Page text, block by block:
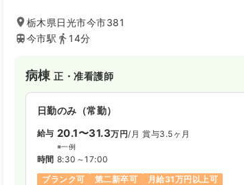
栃木県日光市今市381
今市駅
14分
病棟正・准看護師
日勤のみ（常勤）
給与 20.1〜31.3万円/月 賞与3.5ヶ月
※一例
時間 8:30～17:00
ブランク可
第二新卒可 月給31万円以上可